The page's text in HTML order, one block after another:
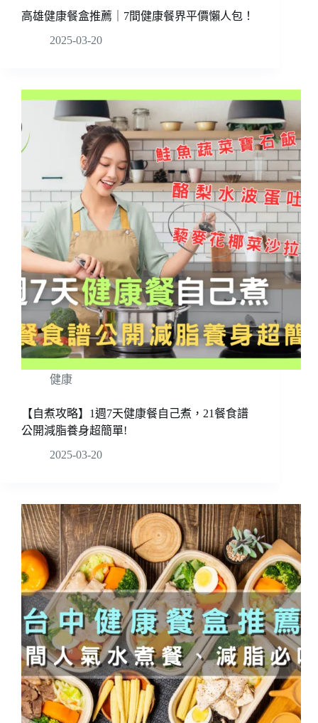
高雄健康餐盒推薦｜7間健康餐界平價懶人包！
2025-03-20
健康
【自煮攻略】1週7天健康餐自己煮，21餐食譜
公開減脂養身超簡單!
2025-03-20